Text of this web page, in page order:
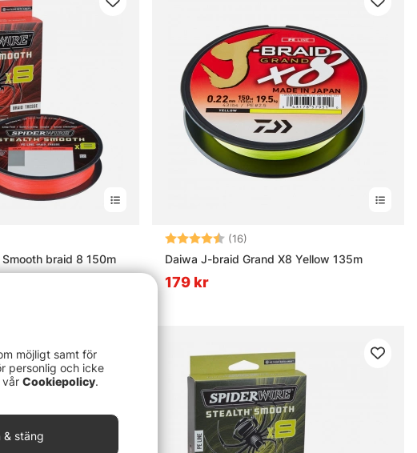
braid 8 150m
Betyg: (16)
Daiwa J-braid Grand X8 Yellow 135m
179 kr
möjligt samt för
personlig och icke
vår Cookiepolicy.
& stäng